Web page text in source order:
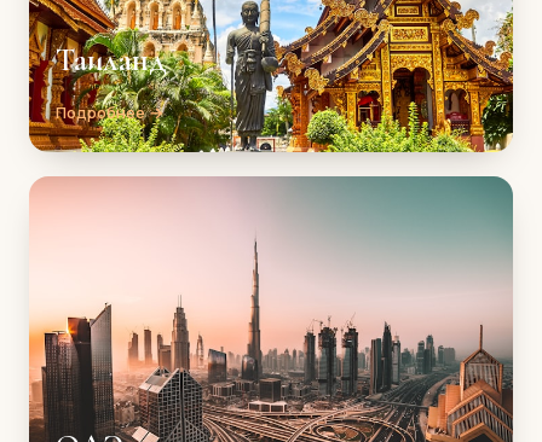
Таиланд
Подробнее →